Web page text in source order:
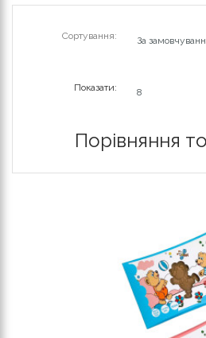
Сортування:
Показати:
Порівняння